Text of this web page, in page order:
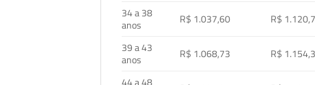
34 a 38
anos
R$ 1.037,60 R$
39 a 43
anos
R$ 1.068,73 R$